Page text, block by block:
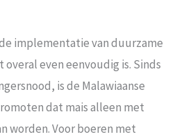
implementatie van duurzame
even eenvoudig is. Sinds
is de Malawiaanse
dat mais alleen met
worden. Voor boeren met